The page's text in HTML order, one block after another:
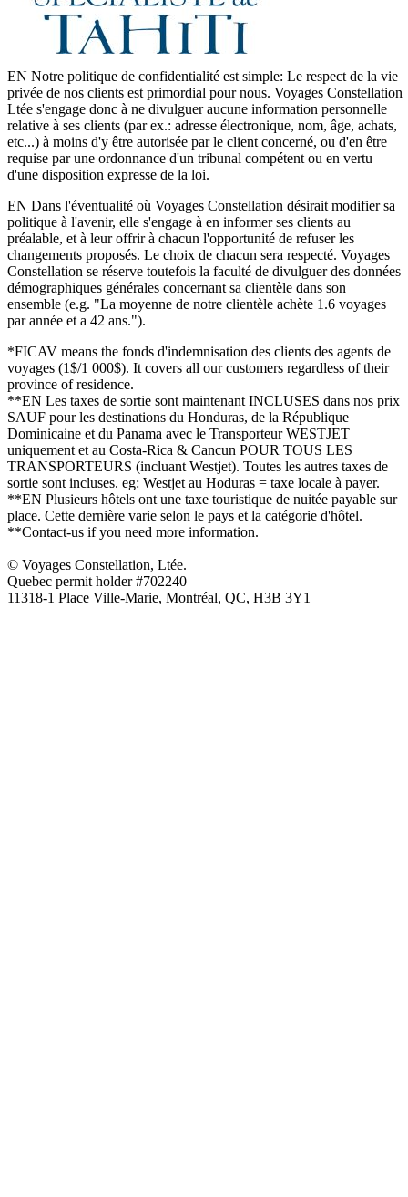
EN Notre politique de confidentialité est simple: Le respect de la vie
privée de nos clients est primordial pour nous. Voyages Constellation
Ltée s'engage donc à ne divulguer aucune information personnelle
relative à ses clients (par ex.: adresse électronique, nom, âge, achats,
etc...) à moins d'y être autorisée par le client concerné, ou d'en être
requise par une ordonnance d'un tribunal compétent ou en vertu
d'une disposition expresse de la loi.
EN Dans l'éventualité où Voyages Constellation désirait modifier sa
politique à l'avenir, elle s'engage à en informer ses clients au
préalable, et à leur offrir à chacun l'opportunité de refuser les
changements proposés. Le choix de chacun sera respecté. Voyages
Constellation se réserve toutefois la faculté de divulguer des données
démographiques générales concernant sa clientèle dans son
ensemble (e.g. "La moyenne de notre clientèle achète 1.6 voyages
par année et a 42 ans.").
*FICAV means the fonds d'indemnisation des clients des agents de
voyages (1$/1 000$). It covers all our customers regardless of their
province of residence.
**EN Les taxes de sortie sont maintenant INCLUSES dans nos prix
SAUF pour les destinations du Honduras, de la République
Dominicaine et du Panama avec le Transporteur WESTJET
uniquement et au Costa-Rica & Cancun POUR TOUS LES
TRANSPORTEURS (incluant Westjet). Toutes les autres taxes de
sortie sont incluses. eg: Westjet au Hoduras = taxe locale à payer.
**EN Plusieurs hôtels ont une taxe touristique de nuitée payable sur
place. Cette dernière varie selon le pays et la catégorie d'hôtel.
**Contact-us if you need more information.
© Voyages Constellation, Ltée.
Quebec permit holder #702240
11318-1 Place Ville-Marie, Montréal, QC, H3B 3Y1